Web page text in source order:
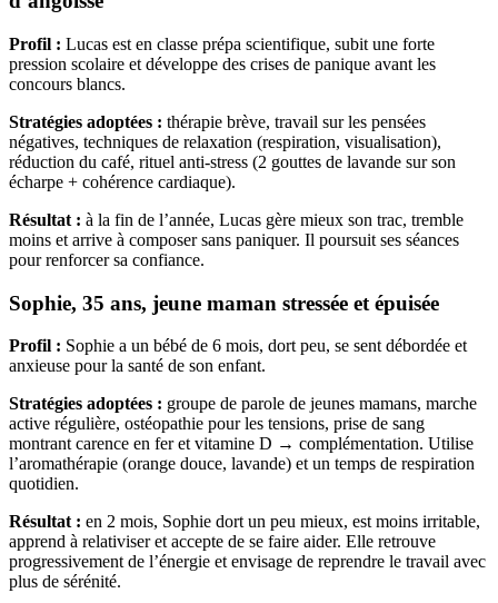
Profil : Lucas est en classe prépa scientifique, subit une forte
pression scolaire et développe des crises de panique avant les
concours blancs.
Stratégies adoptées : thérapie brève, travail sur les pensées
négatives, techniques de relaxation (respiration, visualisation),
réduction du café, rituel anti-stress (2 gouttes de lavande sur son
écharpe + cohérence cardiaque).
Résultat : à la fin de l’année, Lucas gère mieux son trac, tremble
moins et arrive à composer sans paniquer. Il poursuit ses séances
pour renforcer sa confiance.
Sophie, 35 ans, jeune maman stressée et épuisée
Profil : Sophie a un bébé de 6 mois, dort peu, se sent débordée et
anxieuse pour la santé de son enfant.
Stratégies adoptées : groupe de parole de jeunes mamans, marche
active régulière, ostéopathie pour les tensions, prise de sang
montrant carence en fer et vitamine D → complémentation. Utilise
l’aromathérapie (orange douce, lavande) et un temps de respiration
quotidien.
Résultat : en 2 mois, Sophie dort un peu mieux, est moins irritable,
apprend à relativiser et accepte de se faire aider. Elle retrouve
progressivement de l’énergie et envisage de reprendre le travail avec
plus de sérénité.